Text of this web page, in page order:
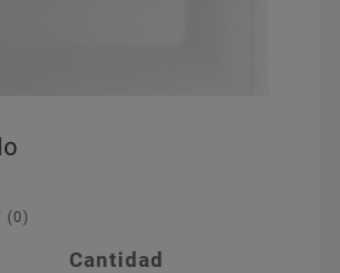
(0)
Cantidad